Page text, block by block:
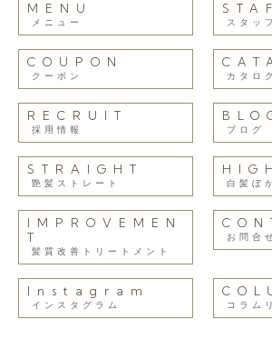
MENU
メニュー スタッフ
COUPON
クーポン カタロ
RECRUIT
採用情報 ブログ
STRAIGHT
艶髪ストレート 白髪ぼ
IMPROVEMEN
T
髪質改善トリートメント
お問合
Instagram
インスタグラム コラム